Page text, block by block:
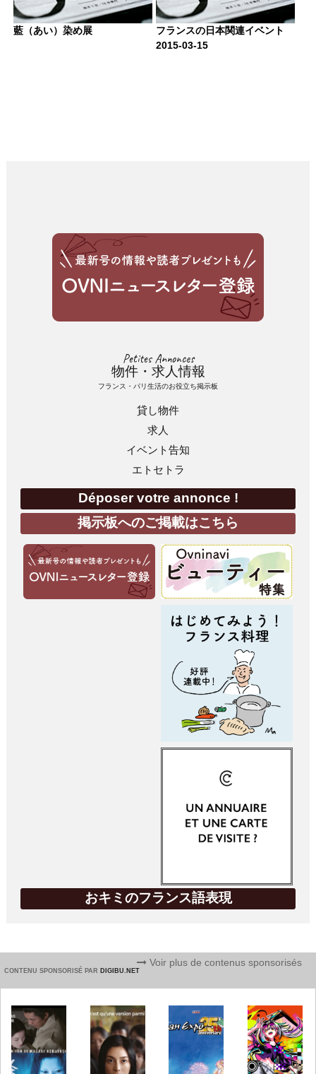
藍（あい）染め展
フランスの日本関連イベント
2015-03-15
Petites Annonces
物件・求人情報
フランス・パリ生活のお役立ち掲示板
貸し物件
求人
イベント告知
エトセトラ
Déposer votre annonce !
掲示板へのご掲載はこちら
おキミのフランス語表現
CONTENU SPONSORISÉ PAR DIGIBU.NET
Voir plus de contenus sponsorisés